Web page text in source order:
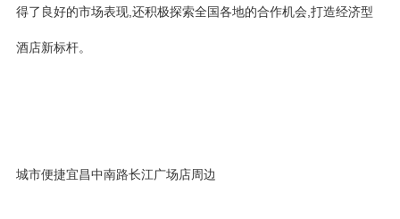
得了良好的市场表现,还积极探索全国各地的合作机会,打造经济型
酒店新标杆。
城市便捷宜昌中南路长江广场店周边